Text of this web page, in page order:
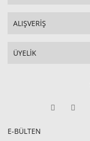
ALIŞVERİŞ
ÜYELİK
E-BÜLTEN